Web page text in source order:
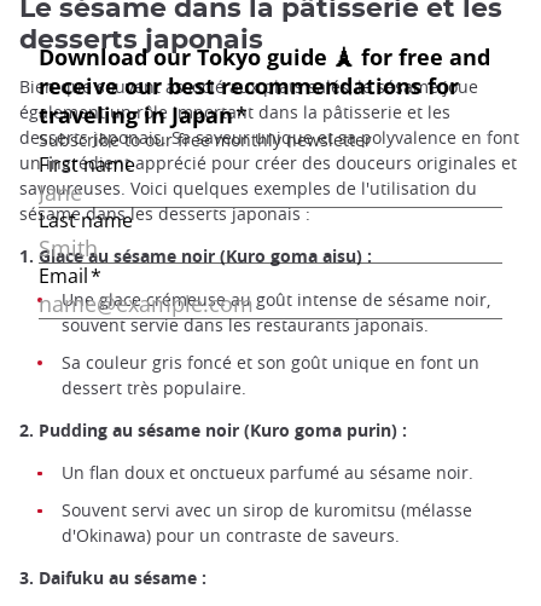
Le sésame dans la pâtisserie et les
desserts japonais
Bien que souvent associé aux plats salés, le sésame joue
également un rôle important dans la pâtisserie et les
desserts japonais. Sa saveur unique et sa polyvalence en font
un ingrédient apprécié pour créer des douceurs originales et
savoureuses. Voici quelques exemples de l'utilisation du
sésame dans les desserts japonais :
1. Glace au sésame noir (Kuro goma aisu) :
Une glace crémeuse au goût intense de sésame noir,
souvent servie dans les restaurants japonais.
Sa couleur gris foncé et son goût unique en font un
dessert très populaire.
2. Pudding au sésame noir (Kuro goma purin) :
Un flan doux et onctueux parfumé au sésame noir.
Souvent servi avec un sirop de kuromitsu (mélasse
d'Okinawa) pour un contraste de saveurs.
3. Daifuku au sésame :